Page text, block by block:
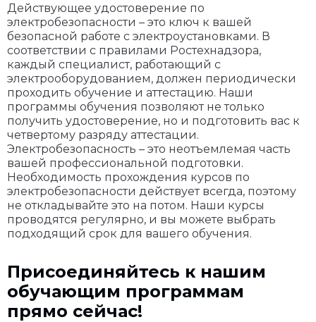
Действующее удостоверение по
электробезопасности – это ключ к вашей
безопасной работе с электроустановками. В
соответствии с правилами Ростехнадзора,
каждый специалист, работающий с
электрооборудованием, должен периодически
проходить обучение и аттестацию. Наши
программы обучения позволяют не только
получить удостоверение, но и подготовить вас к
четвертому разряду аттестации.
Электробезопасность – это неотъемлемая часть
вашей профессиональной подготовки.
Необходимость прохождения курсов по
электробезопасности действует всегда, поэтому
не откладывайте это на потом. Наши курсы
проводятся регулярно, и вы можете выбрать
подходящий срок для вашего обучения.
Присоединяйтесь к нашим
обучающим программам
прямо сейчас!